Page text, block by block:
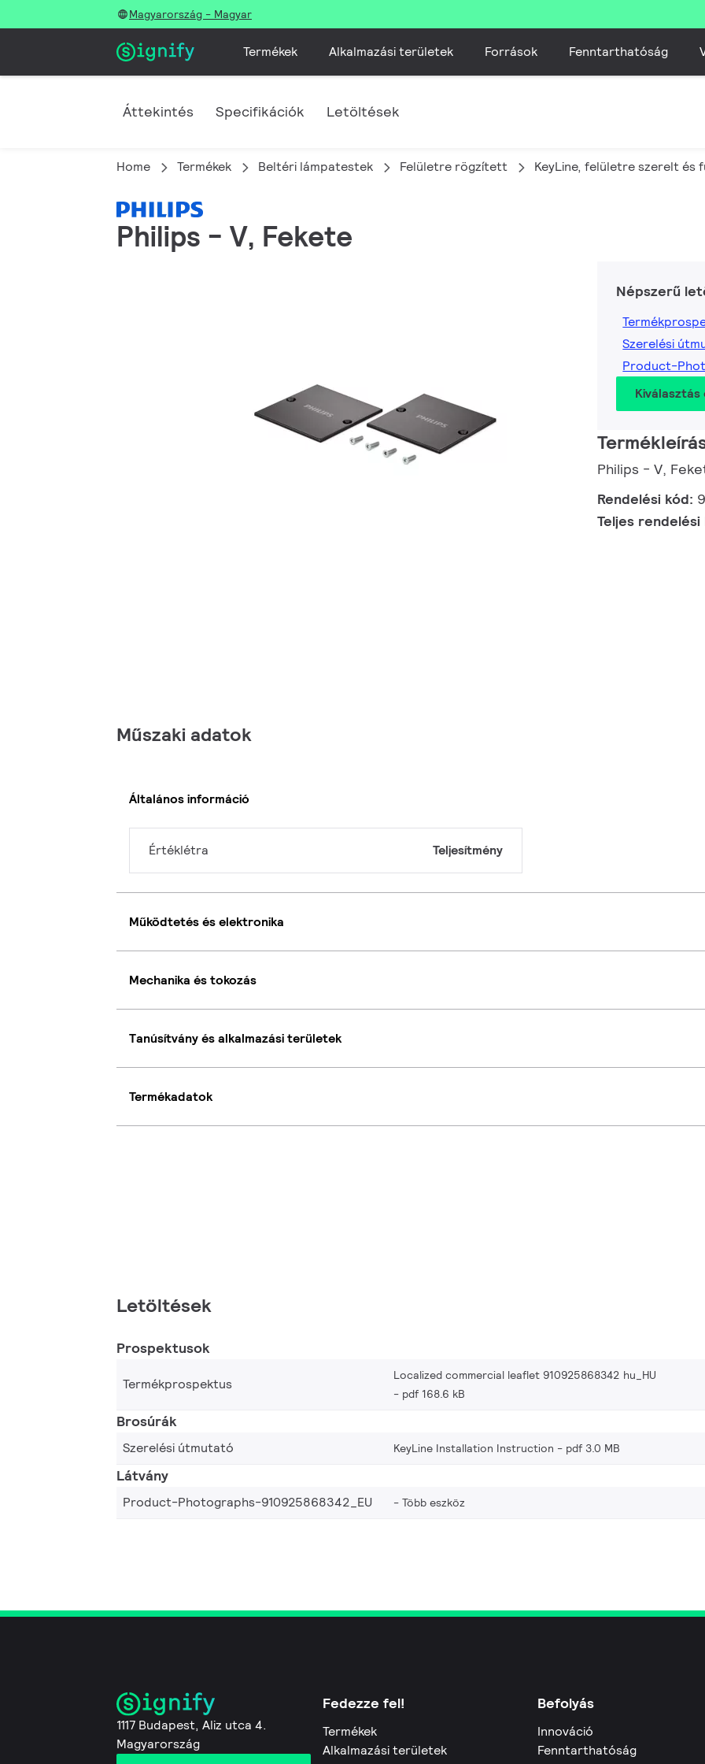
Magyarország - Magyar
Termékek Alkalmazási területek Források Fenntarthatóság
Áttekintés Specifikációk Letöltések
Home Termékek Beltéri lámpatestek Felületre rögzített KeyLine, felületre szerelt és
Philips - V, Fekete
Népszerű
Szerelési
Product-
Philips - V,
Rendelési kód:
Teljes rendelési
Műszaki adatok
Általános információ
Értéklétra Teljesítmény
Működtetés és elektronika
Mechanika és tokozás
Tanúsítvány és alkalmazási területek
Termékadatok
Letöltések
Prospektusok
Termékprospektus
Localized commercial leaflet 910925868342 hu_HU
pdf 168.6 kB
Brosúrák
Szerelési útmutató KeyLine Installation Instruction pdf 3.0 MB
Látvány
Product-Photographs-910925868342_EU Több eszköz
1117 Budapest, Aliz utca 4.
Magyarország
Fedezze fel!
Termékek
Alkalmazási területek
Befolyás
Innováció
Fenntarthatóság